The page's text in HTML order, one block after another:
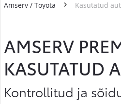
Amserv / Toyota Kasutatud
AMSERV
KASUTATUD
Kontrollitud ja